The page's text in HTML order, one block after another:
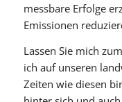
messbare Erfolge
Emissionen
Lassen Sie mich
ich auf unseren
Zeiten wie diesen